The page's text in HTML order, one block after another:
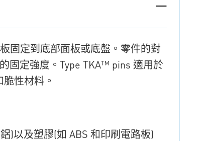
固定到底部面板或底盤。零件的對
固定強度。Type TKA™ pins 適用於
性材料。
)以及塑膠(如 ABS 和印刷電路板)